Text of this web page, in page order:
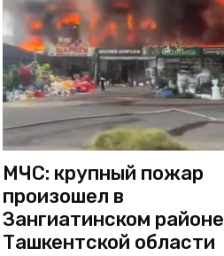
МЧС: крупный пожар
произошел в
Зангиатинском районе
Ташкентской области